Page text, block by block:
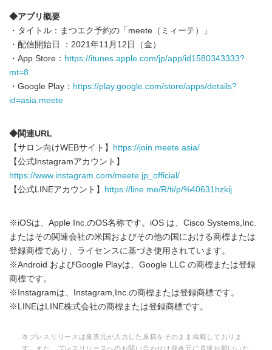
◆アプリ概要
・タイトル：まつエク予約の「meete（ミィーテ）」
・配信開始日 ：2021年11月12日（金）
・App Store： https://itunes.apple.com/jp/app/id1580343333?
mt=8
・Google Play： https://play.google.com/store/apps/details?
id=asia.meete
◆関連URL
【サロン向けWEBサイト】
https://join.meete.asia/
【公式Instagramアカウント】
https://www.instagram.com/meete.jp_official/
【公式LINEアカウント】
https://line.me/R/ti/p/%40631hzkij
※iOSは、Apple Inc.のOS名称です。iOS は、Cisco Systems,Inc.
またはその関連会社の米国およびその他の国における商標または
登録商標であり、ライセンスに基づき使用されています。
※Android およびGoogle Playは、Google LLC の商標または登録
商標です。
※Instagramは、Instagram,Inc.の商標または登録商標です。
※LINEはLINE株式会社の商標または登録商標です。
本プレスリリースは発表元が入力した原稿をそのまま掲載しておりま
す。また、プレスリリースへのお問い合わせは発表元に直接お願いいた
Japanese